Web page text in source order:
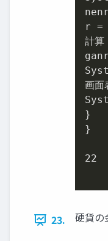
r =
計算
画面
}
}
22
23. 硬貨の